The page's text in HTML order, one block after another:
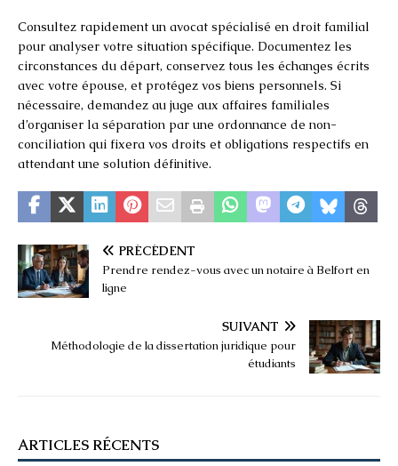
Consultez rapidement un avocat spécialisé en droit familial
pour analyser votre situation spécifique. Documentez les
circonstances du départ, conservez tous les échanges écrits
avec votre épouse, et protégez vos biens personnels. Si
nécessaire, demandez au juge aux affaires familiales
d’organiser la séparation par une ordonnance de non-
conciliation qui fixera vos droits et obligations respectifs en
attendant une solution définitive.
PRÉCÉDENT
Prendre rendez-vous avec un notaire à Belfort en
ligne
SUIVANT
Méthodologie de la dissertation juridique pour
étudiants
ARTICLES RÉCENTS